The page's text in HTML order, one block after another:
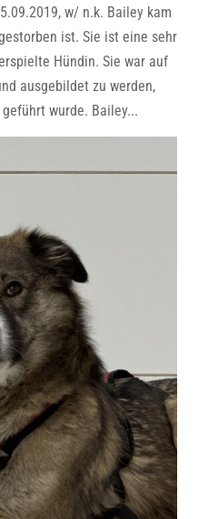
w/ n.k. Bailey kam
ist. Sie ist eine sehr
Hündin. Sie war auf
ausgebildet zu werden,
wurde. Bailey...